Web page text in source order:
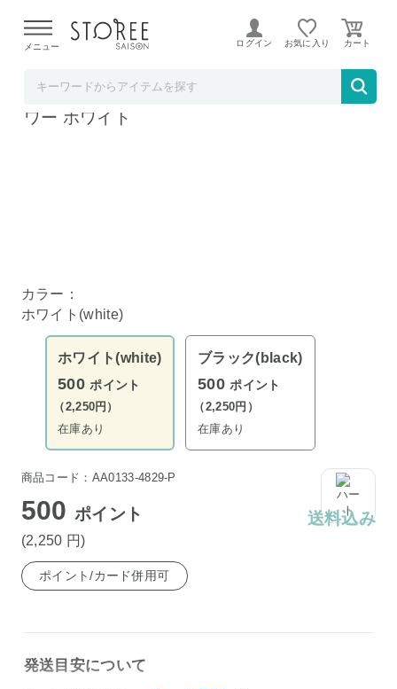
よる配送遅延が発生しております。
メニュー ログイン お気に入り
tower 詰め替え用キッチンディスペンサー タ
ワー ホワイト
カラー：
ホワイト(white)
ホワイト(white)
500 ポイント
（2,250円）
在庫あり
ブラック(black)
500 ポイント
（2,250円）
在庫あり
商品コード：AA0133-4829-P
500ポイント
(2,250 円)
送料込み
ポイント/カード併用可
発送目安について